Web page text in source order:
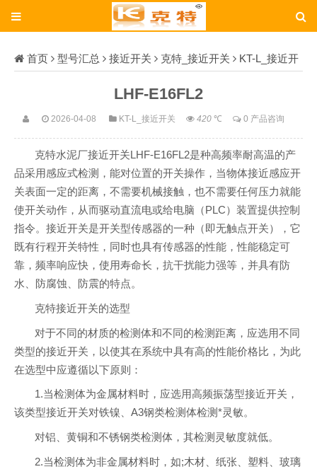
首页 型号汇总 接近开关 克特_接近开关 KT-L_接近开
LHF-E16FL2
2026-04-08 KT-L_接近开关 420℃ 0 产品咨询
克特水泥厂接近开关LHF-E16FL2是种高频率耐高温的产
品采用感应式检测，能对位置的开关操作，当物体接近感应开
关表面一定的距离，不需要机械接触，也不需要任何压力就能
使开关动作，从而驱动直流电或给电脑（PLC）装置提供控制
指令。接近开关是开关型传感器的一种（即无触点开关），它
既有行程开关特性，同时也具有传感器的性能，性能稳定可
靠，频率响应快，使用寿命长，抗干扰能力强等，并具有防
水、防腐蚀、防震的特点。
克特接近开关的选型
对于不同的材质的检测体和不同的检测距离，应选用不同
类型的接近开关，以使其在系统中具有高的性能价格比，为此
在选型中应遵循以下原则：
1.当检测体为金属材料时，应选用高频振荡型接近开关，
该类型接近开关对铁镍、A3钢类检测体检测*灵敏。
对铝、黄铜和不锈钢类检测体，其检测灵敏度就低。
2.当检测体为非金属材料时，如;木材、纸张、塑料、玻璃